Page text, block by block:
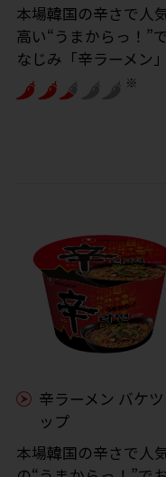
本場韓国の辛さで人
高い“うまからっ！”
なじみ「辛ラーメン」
※
辛ラーメン バケツ
ップ
本場韓国の辛さで人